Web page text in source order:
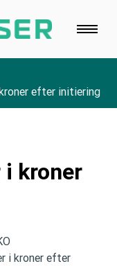
efter initiering
kroner
i kroner efter